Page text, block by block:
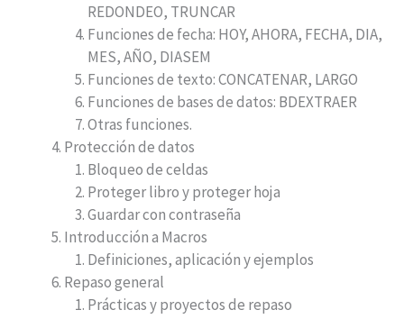
REDONDEO, TRUNCAR
Funciones de fecha: HOY, AHORA, FECHA, DIA,
MES, AÑO, DIASEM
Funciones de texto: CONCATENAR, LARGO
Funciones de bases de datos: BDEXTRAER
Otras funciones.
Protección de datos
Bloqueo de celdas
Proteger libro y proteger hoja
Guardar con contraseña
Introducción a Macros
Definiciones, aplicación y ejemplos
Repaso general
Prácticas y proyectos de repaso